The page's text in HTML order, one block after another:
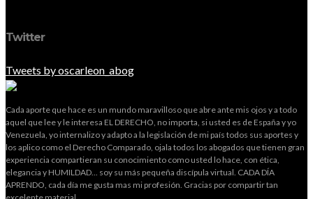
Twitter
Tweets by oscarleon_abog
Cada aporte que hace es un mundo maravilloso que abre ante mis ojos y a todo
aquel que lee y le interesa EL DERECHO, no importa, si usted es de España y yo
Venezuela, yo internalizo y adapto a la legislación de mi país todos sus aportes y
los aplico como el Derecho Comparado, ojala todos los abogados que tienen gran
experiencia compartieran su conocimiento como usted lo hace, con ética,
elegancia y HUMILDAD... soy su más pequeña discípula virtual. CADA DÍA
APRENDO, cada día me gusta mas mi profesión. Gracias por compartir tan